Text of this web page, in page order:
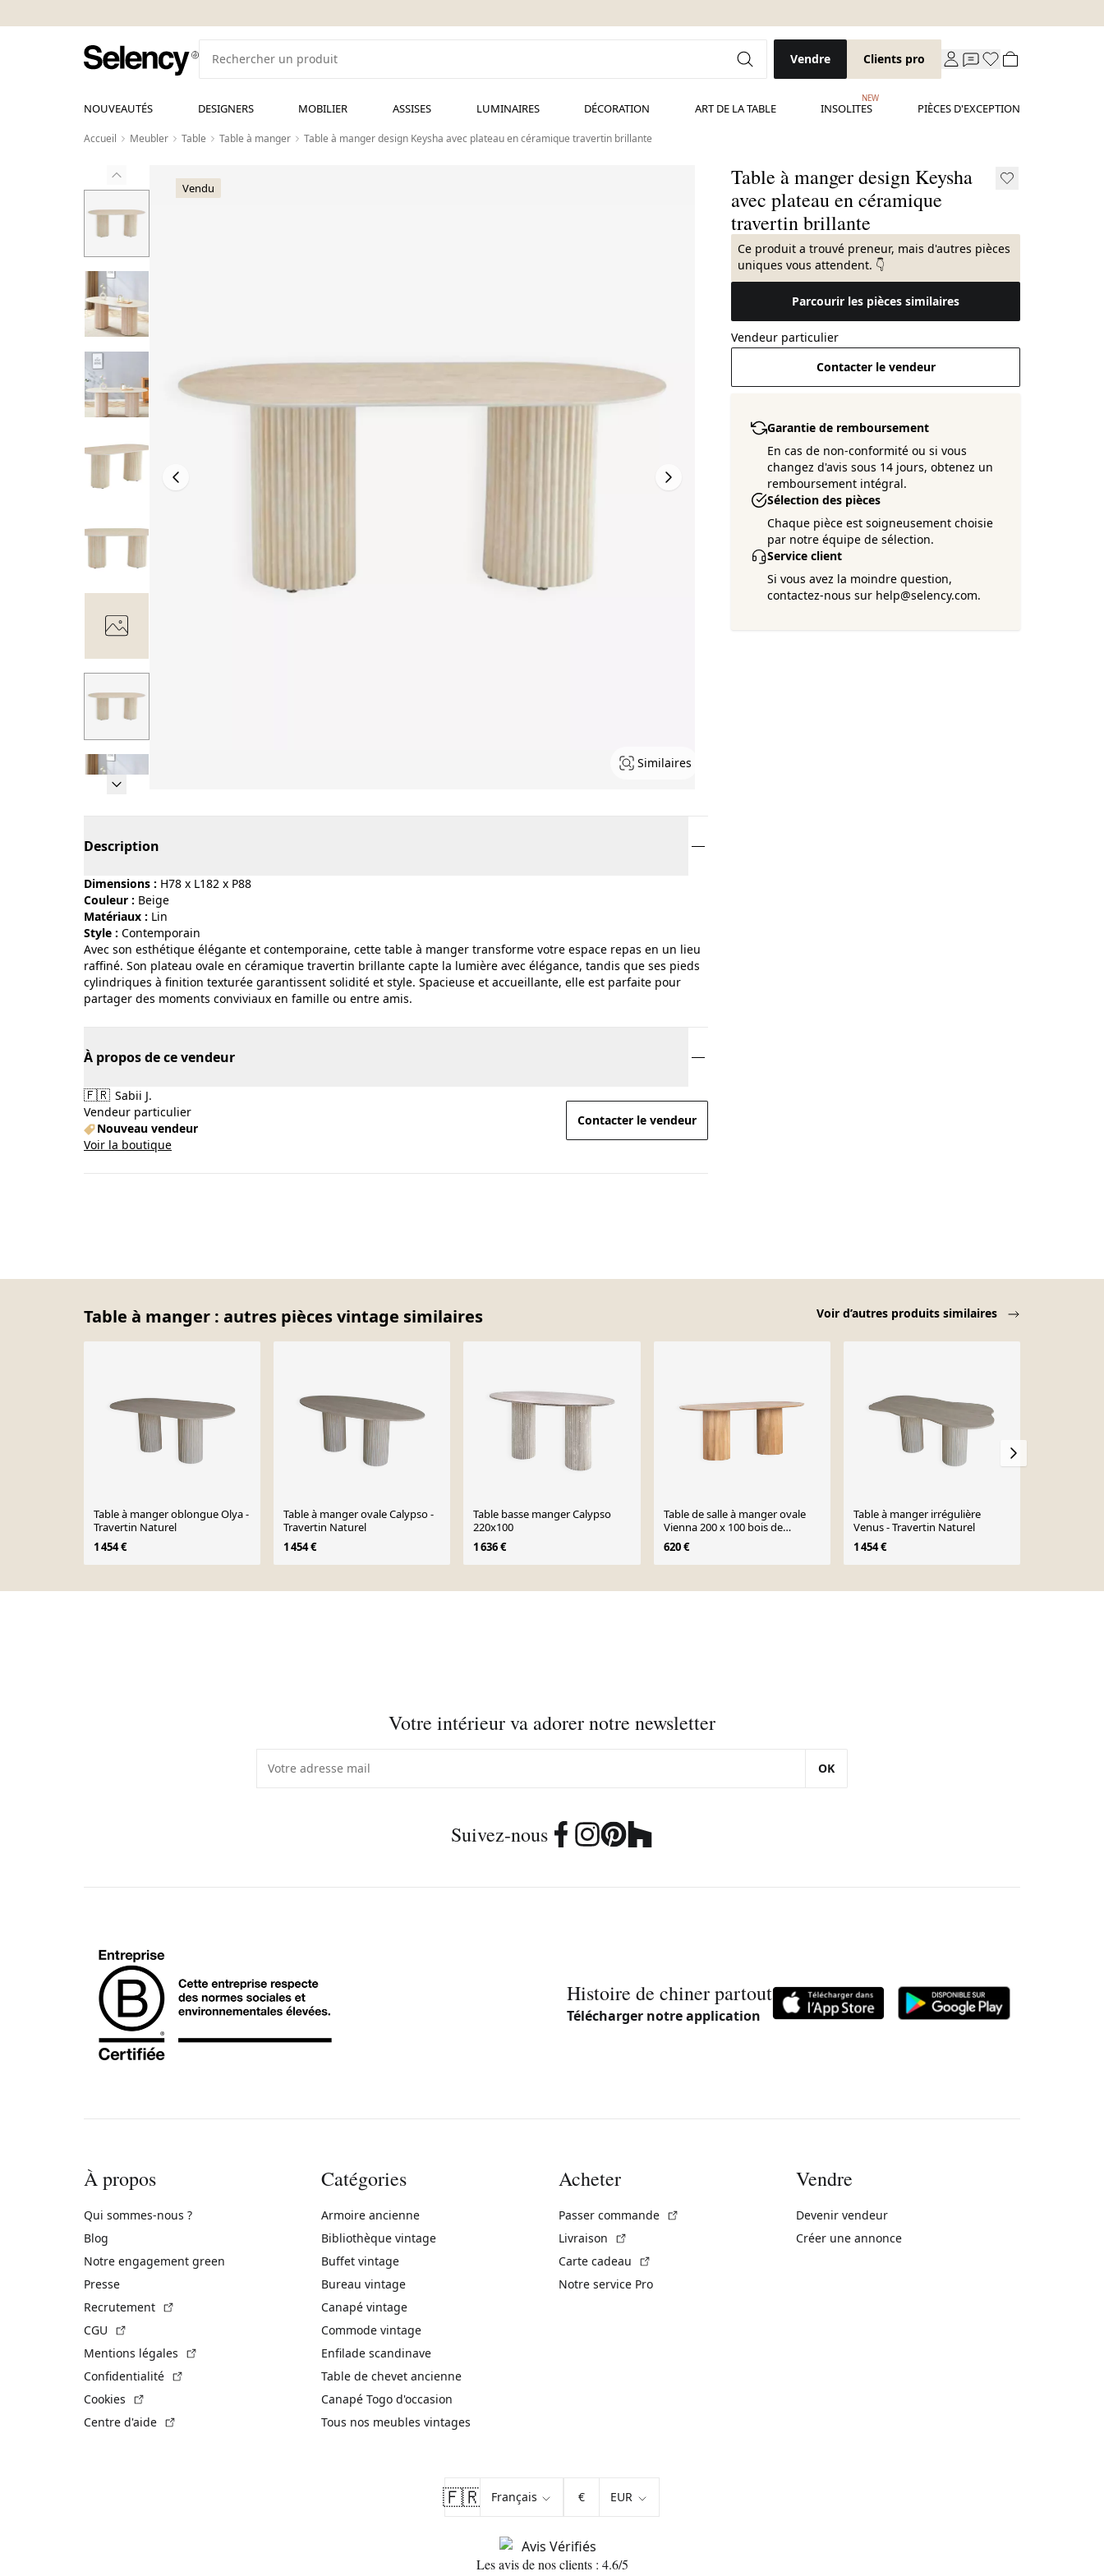
Vendre Clients pro
NOUVEAUTÉS DESIGNERS MOBILIER ASSISES LUMINAIRES DÉCORATION ART DE LA TABLE INSOLITES
NEW
PIÈCES D'EXCEPTION
Accueil Meubler Table Table à manger Table à manger design Keysha avec plateau en céramique travertin brillante
Vendu
Similaires
Table à manger design Keysha
avec plateau en céramique
travertin brillante
Ce produit a trouvé preneur, mais d'autres pièces
uniques vous attendent. 👇
Parcourir les pièces similaires
Vendeur particulier
Contacter le vendeur
Garantie de remboursement
En cas de non-conformité ou si vous
changez d'avis sous 14 jours, obtenez un
remboursement intégral.
Sélection des pièces
Chaque pièce est soigneusement choisie
par notre équipe de sélection.
Service client
Si vous avez la moindre question,
contactez-nous sur help@selency.com.
Description
Dimensions : H78 x L182 x P88
Couleur :
beige
Matériaux :
lin
Style :
contemporain
Avec son esthétique élégante et contemporaine, cette table à manger transforme votre espace repas en un lieu
raffiné. Son plateau ovale en céramique travertin brillante capte la lumière avec élégance, tandis que ses pieds
cylindriques à finition texturée garantissent solidité et style. Spacieuse et accueillante, elle est parfaite pour
partager des moments conviviaux en famille ou entre amis.
À propos de ce vendeur
🇫🇷 Sabii J.
Vendeur particulier
Nouveau vendeur
Voir la boutique
Contacter le vendeur
Table à manger : autres pièces vintage similaires Voir d’autres produits similaires
Table à manger oblongue Olya -
Travertin Naturel
1 454 €
Table à manger ovale Calypso -
Travertin Naturel
1 454 €
Table basse manger Calypso
220x100
1 636 €
Table de salle à manger ovale
Vienna 200 x 100 bois de
manguier
620 €
Table à manger irrégulière
Venus - Travertin Naturel
1 454 €
Votre intérieur va adorer notre newsletter
OK
Suivez-nous
Histoire de chiner partout
Télécharger notre application
À propos
Qui sommes-nous ?
Blog
Notre engagement green
Presse
Recrutement
CGU
Mentions légales
Confidentialité
Cookies
Centre d'aide
Catégories
Armoire ancienne
Bibliothèque vintage
Buffet vintage
Bureau vintage
Canapé vintage
Commode vintage
Enfilade scandinave
Table de chevet ancienne
Canapé Togo d'occasion
Tous nos meubles vintages
Acheter
Passer commande
Livraison
Carte cadeau
Notre service Pro
Vendre
Devenir vendeur
Créer une annonce
🇫🇷 €
Les avis de nos clients : 4.6/5